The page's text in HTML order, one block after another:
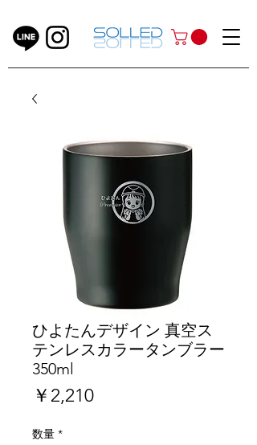
ひよたんデザイン 真空ス
テンレスカラータンブラー
350ml
￥2,210価
数量 *